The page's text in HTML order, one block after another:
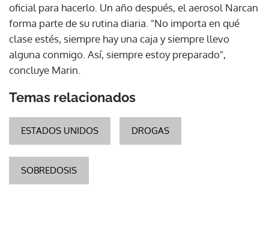
oficial para hacerlo. Un año después, el aerosol Narcan
forma parte de su rutina diaria. "No importa en qué
clase estés, siempre hay una caja y siempre llevo
alguna conmigo. Así, siempre estoy preparado",
concluye Marin.
Temas relacionados
ESTADOS UNIDOS DROGAS
SOBREDOSIS